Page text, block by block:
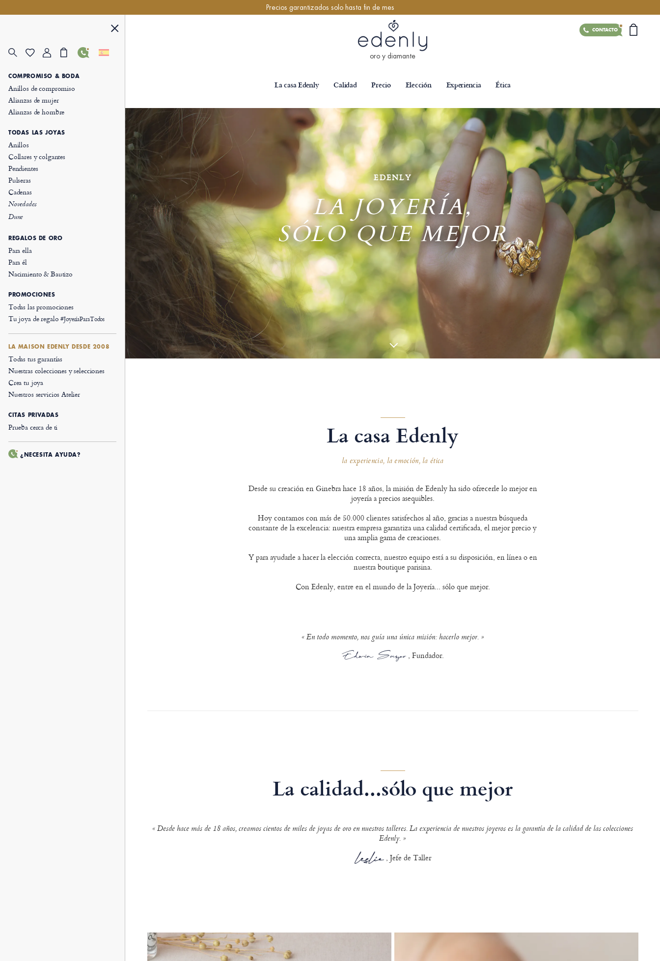
COMPROMISO & BODA
Anillos de compromiso
Alianzas de mujer
Alianzas de hombre
TODAS LAS JOYAS
Anillos
Collares y colgantes
Pendientes
Pulseras
Cadenas
Novedades
Dune
REGALOS DE ORO
Para ella
Para él
Nacimiento & Bautizo
PROMOCIONES
Todas las promociones
Tu joya de regalo#JoyeríaParaTodos
LA MAISON EDENLY DESDE 2008
Todas tus garantías
Nuestras colecciones y selecciones
Crea tu joya
Nuestros servicios Atelier
CITAS PRIVADAS
Prueba cerca de ti
¿NECESITA AYUDA?
Precios garantizados solo hasta fin de mes
CONTACTO
oro y diamante
La casa Edenly Calidad Precio Elección Experiencia Ética
EDENLY
LA JOYERÍA,
SÓLO QUE MEJOR
La casa Edenly
la experiencia, la emoción, la ética
Desde su creación en Ginebra hace 18 años, la misión de Edenly ha sido ofrecerle lo mejor en
joyería a precios asequibles.
Hoy contamos con más de 50.000 clientes satisfechos al año, gracias a nuestra búsqueda
constante de la excelencia: nuestra empresa garantiza una calidad certificada, el mejor precio y
una amplia gama de creaciones.
Y para ayudarle a hacer la elección correcta, nuestro equipo está a su disposición, en línea o en
nuestra boutique parisina.
Con Edenly, entre en el mundo de la Joyería... sólo que mejor.
« En todo momento, nos guía una única misión: hacerlo mejor. »
, Fundador.
La calidad...sólo que mejor
« Desde hace más de 18 años, creamos cientos de miles de joyas de oro en nuestros talleres. La experiencia de nuestros joyeros es la garantía de la calidad de las colecciones
Edenly. »
, Jefe de Taller